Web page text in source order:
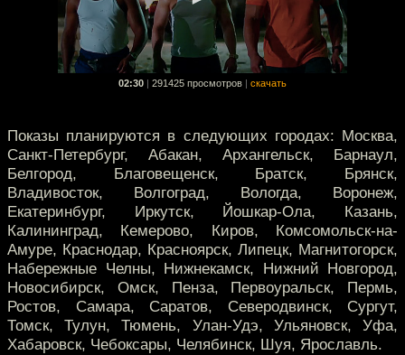
02:30 291425 просмотров скачать
Показы планируются в следующих городах: Москва,
Санкт-Петербург, Абакан, Архангельск, Барнаул,
Белгород, Благовещенск, Братск, Брянск,
Владивосток, Волгоград, Вологда, Воронеж,
Екатеринбург, Иркутск, Йошкар-Ола, Казань,
Калининград, Кемерово, Киров, Комсомольск-на-
Амуре, Краснодар, Красноярск, Липецк, Магнитогорск,
Набережные Челны, Нижнекамск, Нижний Новгород,
Новосибирск, Омск, Пенза, Первоуральск, Пермь,
Ростов, Самара, Саратов, Северодвинск, Сургут,
Томск, Тулун, Тюмень, Улан-Удэ, Ульяновск, Уфа,
Хабаровск, Чебоксары, Челябинск, Шуя, Ярославль.